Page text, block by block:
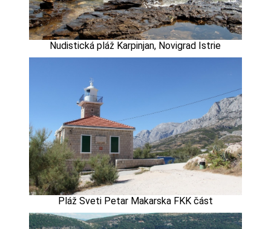
Nudistická pláž Karpinjan, Novigrad Istrie
Pláž Sveti Petar Makarska FKK část